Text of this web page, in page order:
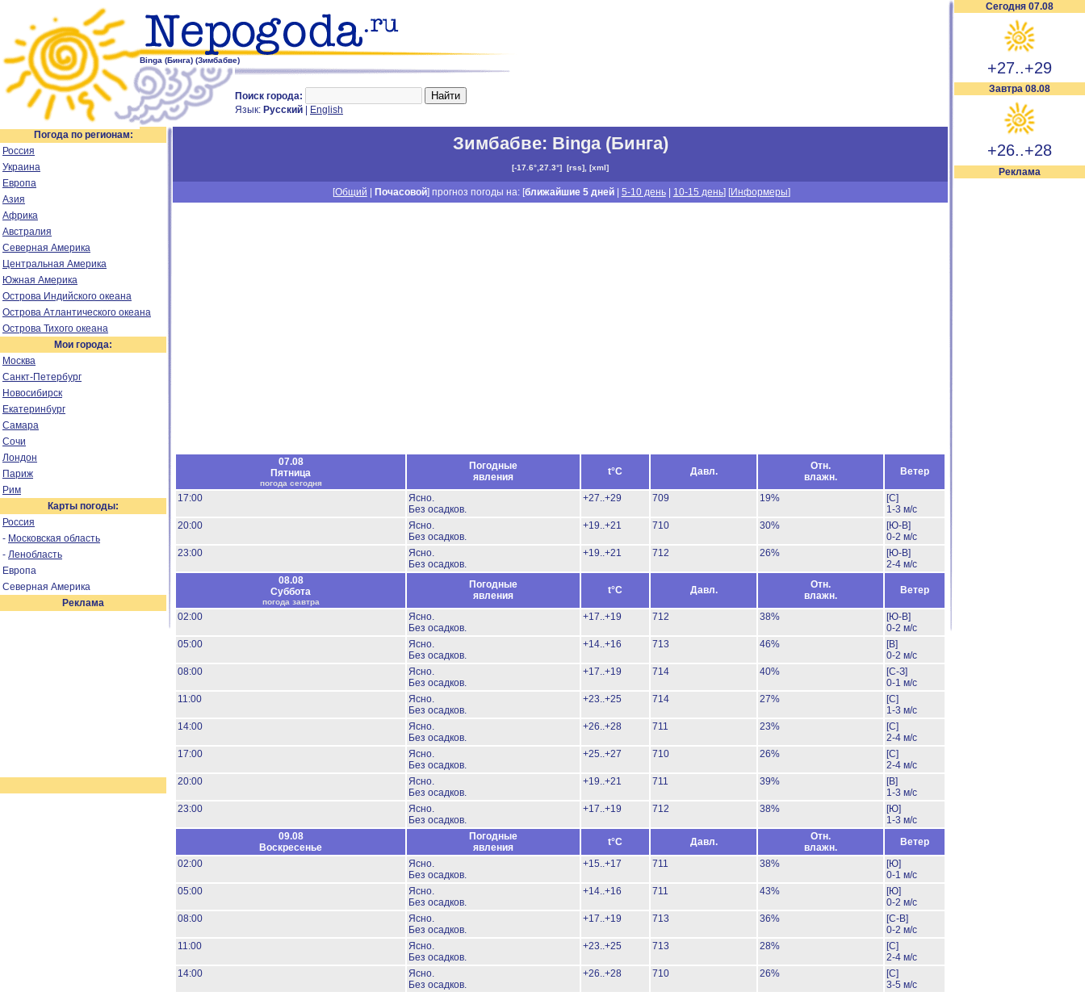
Binga (Бинга) (Зимбабве)
Поиск города:
Язык: Русский English
Сегодня 07.08
+27..+29
Завтра 08.08
+26..+28
Реклама
Погода по регионам:
Россия
Украина
Европа
Азия
Африка
Австралия
Северная Америка
Центральная Америка
Южная Америка
Острова Индийского океана
Острова Атлантического океана
Острова Тихого океана
Мои города:
Москва
Санкт-Петербург
Новосибирск
Екатеринбург
Самара
Сочи
Лондон
Париж
Рим
Карты погоды:
Россия
- Московская область
- Ленобласть
Европа
Северная Америка
Реклама
Зимбабве: Binga (Бинга)
[-17.6°,27.3°] [rss], [xml]
[Общий Почасовой] прогноз погоды на: [ближайшие 5 дней| 5-10 день| 10-15 день] [Информеры]
07.08
Пятница
погода сегодня
Погодные
явления
t°C Давл.
Отн.
влажн.
Ветер
17:00
Ясно.
Без осадков.
+27..+29 709 19%
[С]
1-3 м/с
20:00
Ясно.
Без осадков.
+19..+21 710 30%
[Ю-В]
0-2 м/с
23:00
Ясно.
Без осадков.
+19..+21 712 26%
[Ю-В]
2-4 м/с
08.08
Суббота
погода завтра
Погодные
явления
t°C Давл.
Отн.
влажн.
Ветер
02:00
Ясно.
Без осадков.
+17..+19 712 38%
[Ю-В]
0-2 м/с
05:00
Ясно.
Без осадков.
+14..+16 713 46%
[В]
0-2 м/с
08:00
Ясно.
Без осадков.
+17..+19 714 40%
[С-З]
0-1 м/с
11:00
Ясно.
Без осадков.
+23..+25 714 27%
[С]
1-3 м/с
14:00
Ясно.
Без осадков.
+26..+28 711 23%
[С]
2-4 м/с
17:00
Ясно.
Без осадков.
+25..+27 710 26%
[С]
2-4 м/с
20:00
Ясно.
Без осадков.
+19..+21 711 39%
[В]
1-3 м/с
23:00
Ясно.
Без осадков.
+17..+19 712 38%
[Ю]
1-3 м/с
09.08
Воскресенье
Погодные
явления
t°C Давл.
Отн.
влажн.
Ветер
02:00
Ясно.
Без осадков.
+15..+17 711 38%
[Ю]
0-1 м/с
05:00
Ясно.
Без осадков.
+14..+16 711 43%
[Ю]
0-2 м/с
08:00
Ясно.
Без осадков.
+17..+19 713 36%
[С-В]
0-2 м/с
11:00
Ясно.
Без осадков.
+23..+25 713 28%
[С]
2-4 м/с
14:00
Ясно.
Без осадков.
+26..+28 710 26%
[С]
3-5 м/с